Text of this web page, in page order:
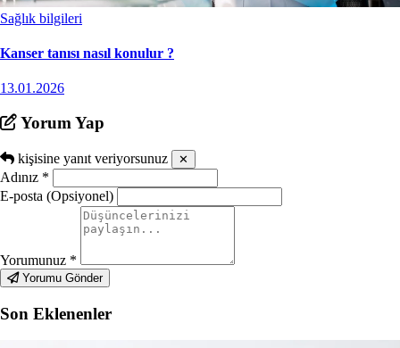
Sağlık bilgileri
Kanser tanısı nasıl konulur ?
13.01.2026
Yorum Yap
kişisine yanıt veriyorsunuz ✕
Adınız *
E-posta (Opsiyonel)
Yorumunuz *
Yorumu Gönder
Son Eklenenler